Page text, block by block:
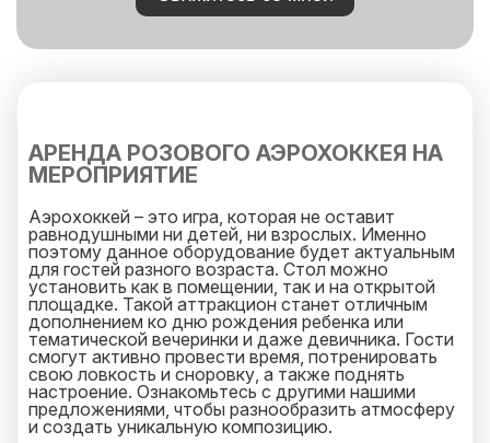
АРЕНДА РОЗОВОГО АЭРОХОККЕЯ НА
МЕРОПРИЯТИЕ
Аэрохоккей – это игра, которая не оставит
равнодушными ни детей, ни взрослых. Именно
поэтому данное оборудование будет актуальным
для гостей разного возраста. Стол можно
установить как в помещении, так и на открытой
площадке. Такой аттракцион станет отличным
дополнением ко дню рождения ребенка или
тематической вечеринки и даже девичника. Гости
смогут активно провести время, потренировать
свою ловкость и сноровку, а также поднять
настроение. Ознакомьтесь с другими нашими
предложениями, чтобы разнообразить атмосферу
и создать уникальную композицию.